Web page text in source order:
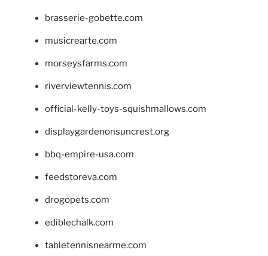
brasserie-gobette.com
musicrearte.com
morseysfarms.com
riverviewtennis.com
official-kelly-toys-squishmallows.com
displaygardenonsuncrest.org
bbq-empire-usa.com
feedstoreva.com
drogopets.com
ediblechalk.com
tabletennisnearme.com